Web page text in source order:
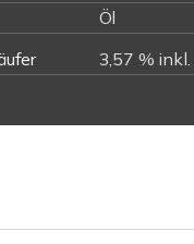
Öl
3,57 %